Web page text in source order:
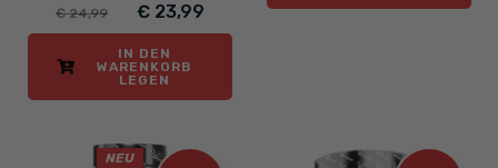
€ 24,99 € 23,99
IN DEN
WARENKORB
LEGEN
NEU